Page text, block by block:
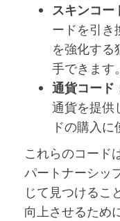
スキンコー
ードを引き
を強化する
手できます。
通貨コード
通貨を提供
ドの購入に
これらのコード
パートナーシッ
じて見つけるこ
向上させるため